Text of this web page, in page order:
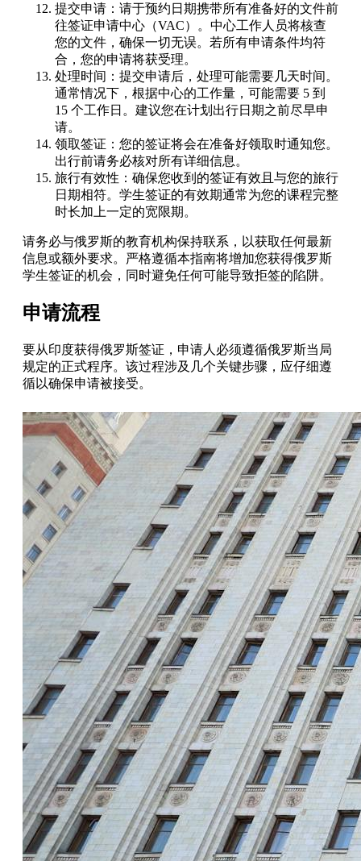
提交申请：请于预约日期携带所有准备好的文件前
往签证申请中心（VAC）。中心工作人员将核查
您的文件，确保一切无误。若所有申请条件均符
合，您的申请将获受理。
处理时间：提交申请后，处理可能需要几天时间。
通常情况下，根据中心的工作量，可能需要 5 到
15 个工作日。建议您在计划出行日期之前尽早申
请。
领取签证：您的签证将会在准备好领取时通知您。
出行前请务必核对所有详细信息。
旅行有效性：确保您收到的签证有效且与您的旅行
日期相符。学生签证的有效期通常为您的课程完整
时长加上一定的宽限期。
请务必与俄罗斯的教育机构保持联系，以获取任何最新
信息或额外要求。严格遵循本指南将增加您获得俄罗斯
学生签证的机会，同时避免任何可能导致拒签的陷阱。
申请流程
要从印度获得俄罗斯签证，申请人必须遵循俄罗斯当局
规定的正式程序。该过程涉及几个关键步骤，应仔细遵
循以确保申请被接受。